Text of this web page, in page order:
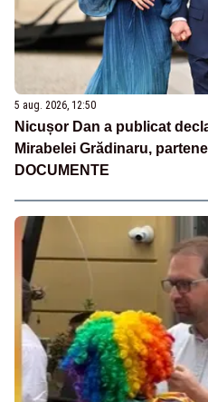
5 aug. 2026, 12:50
Nicușor Dan a publicat
Mirabelei Grădinaru,
DOCUMENTE